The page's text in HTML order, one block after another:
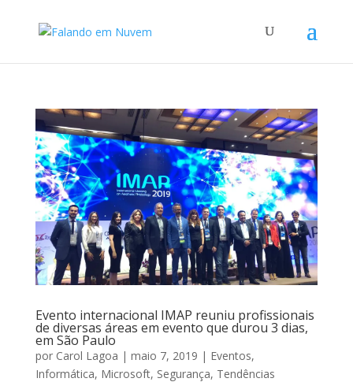
Evento internacional IMAP reuniu profissionais
de diversas áreas em evento que durou 3 dias,
em São Paulo
por Carol Lagoa | maio 7, 2019 | Eventos,
Informática, Microsoft, Segurança, Tendências